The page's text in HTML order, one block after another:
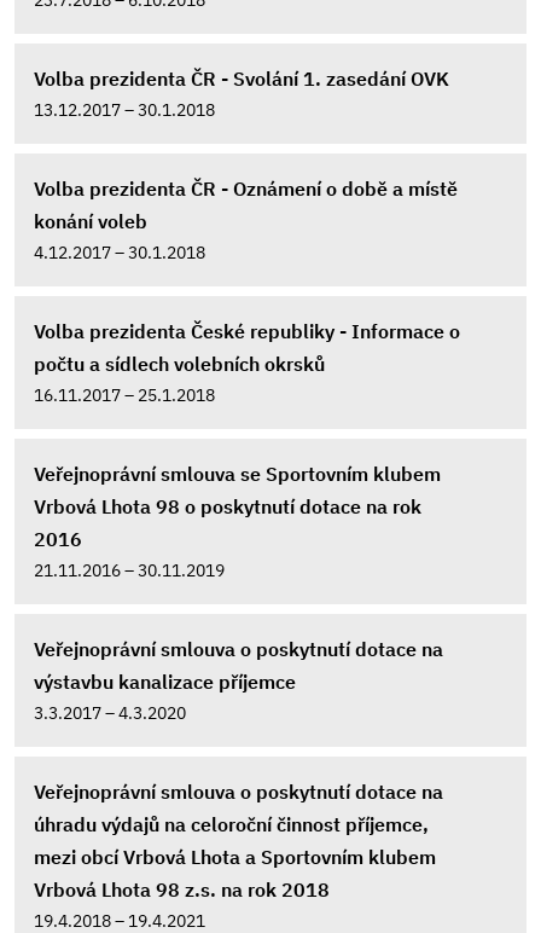
Volba prezidenta ČR - Svolání 1. zasedání OVK
13.12.2017 – 30.1.2018
Volba prezidenta ČR - Oznámení o době a místě
konání voleb
4.12.2017 – 30.1.2018
Volba prezidenta České republiky - Informace o
počtu a sídlech volebních okrsků
16.11.2017 – 25.1.2018
Veřejnoprávní smlouva se Sportovním klubem
Vrbová Lhota 98 o poskytnutí dotace na rok
2016
21.11.2016 – 30.11.2019
Veřejnoprávní smlouva o poskytnutí dotace na
výstavbu kanalizace příjemce
3.3.2017 – 4.3.2020
Veřejnoprávní smlouva o poskytnutí dotace na
úhradu výdajů na celoroční činnost příjemce,
mezi obcí Vrbová Lhota a Sportovním klubem
Vrbová Lhota 98 z.s. na rok 2018
19.4.2018 – 19.4.2021